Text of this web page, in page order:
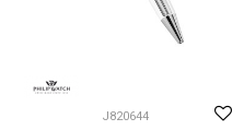
J820644